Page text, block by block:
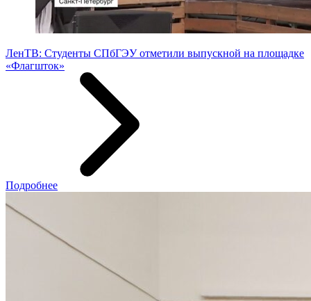
ЛенТВ: Студенты СПбГЭУ отметили выпускной на площадке
«Флагшток»
Подробнее